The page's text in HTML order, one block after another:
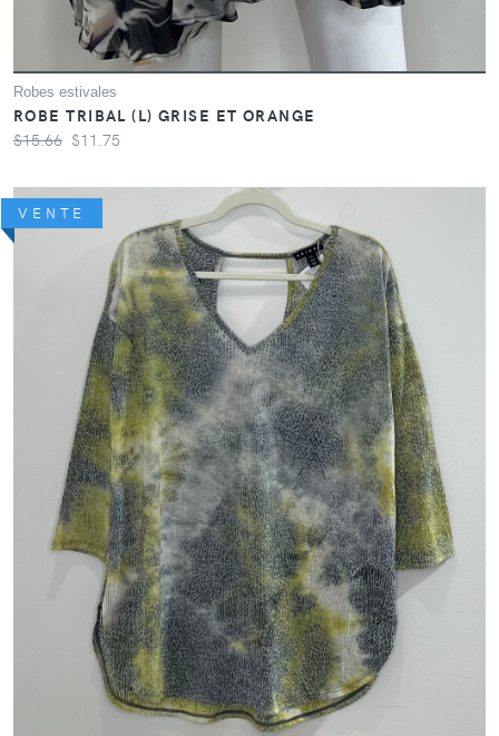
Robes estivales
ROBE TRIBAL (L) GRISE ET ORANGE
$15.66 $11.75
VENTE